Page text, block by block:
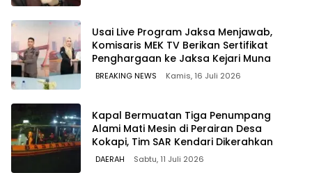
Usai Live Program Jaksa Menjawab,
Komisaris MEK TV Berikan Sertifikat
Penghargaan ke Jaksa Kejari Muna
BREAKING NEWS Kamis, 16 Juli 2026
Kapal Bermuatan Tiga Penumpang
Alami Mati Mesin di Perairan Desa
Kokapi, Tim SAR Kendari Dikerahkan
DAERAH Sabtu, 11 Juli 2026